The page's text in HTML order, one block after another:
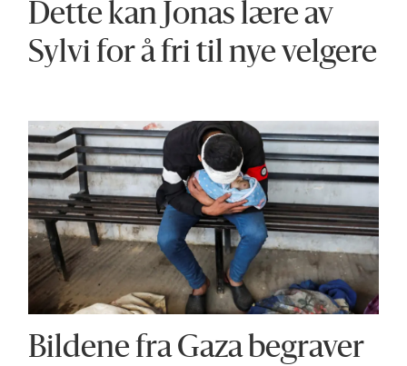
Dette kan Jonas lære av
Sylvi for å fri til nye velgere
Bildene fra Gaza begraver